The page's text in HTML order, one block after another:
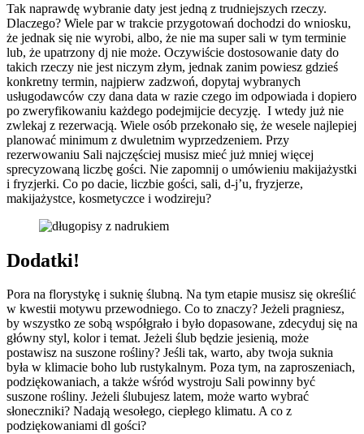
Tak naprawdę wybranie daty jest jedną z trudniejszych rzeczy.
Dlaczego? Wiele par w trakcie przygotowań dochodzi do wniosku,
że jednak się nie wyrobi, albo, że nie ma super sali w tym terminie
lub, że upatrzony dj nie może. Oczywiście dostosowanie daty do
takich rzeczy nie jest niczym złym, jednak zanim powiesz gdzieś
konkretny termin, najpierw zadzwoń, dopytaj wybranych
usługodawców czy dana data w razie czego im odpowiada i dopiero
po zweryfikowaniu każdego podejmijcie decyzję. I wtedy już nie
zwlekaj z rezerwacją. Wiele osób przekonało się, że wesele najlepiej
planować minimum z dwuletnim wyprzedzeniem. Przy
rezerwowaniu Sali najczęściej musisz mieć już mniej więcej
sprecyzowaną liczbę gości. Nie zapomnij o umówieniu makijażystki
i fryzjerki. Co po dacie, liczbie gości, sali, d-j’u, fryzjerze,
makijażystce, kosmetyczce i wodzireju?
Dodatki!
Pora na florystykę i suknię ślubną. Na tym etapie musisz się określić
w kwestii motywu przewodniego. Co to znaczy? Jeżeli pragniesz,
by wszystko ze sobą współgrało i było dopasowane, zdecyduj się na
główny styl, kolor i temat. Jeżeli ślub będzie jesienią, może
postawisz na suszone rośliny? Jeśli tak, warto, aby twoja suknia
była w klimacie boho lub rustykalnym. Poza tym, na zaproszeniach,
podziękowaniach, a także wśród wystroju Sali powinny być
suszone rośliny. Jeżeli ślubujesz latem, może warto wybrać
słoneczniki? Nadają wesołego, ciepłego klimatu. A co z
podziękowaniami dl gości?